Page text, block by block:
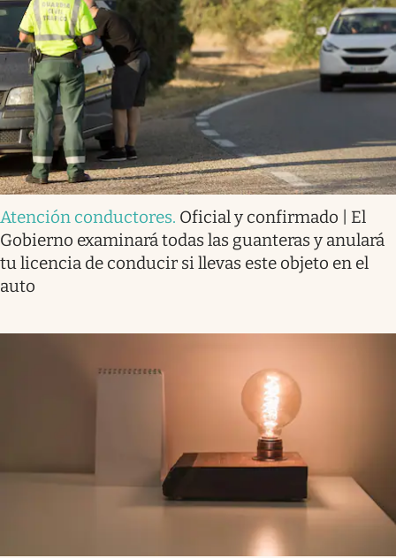
Atención conductores. Oficial y confirmado | El
Gobierno examinará todas las guanteras y anulará
tu licencia de conducir si llevas este objeto en el
auto